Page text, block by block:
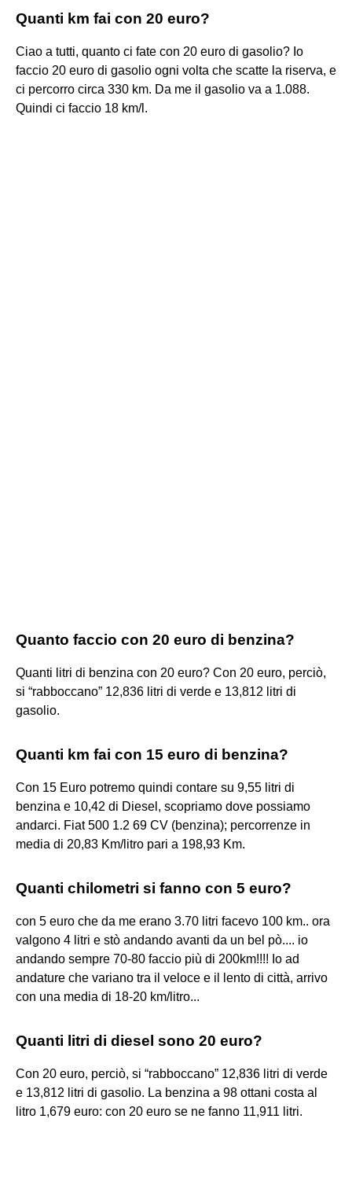
Quanti km fai con 20 euro?
Ciao a tutti, quanto ci fate con 20 euro di gasolio? Io
faccio 20 euro di gasolio ogni volta che scatte la riserva, e
ci percorro circa 330 km. Da me il gasolio va a 1.088.
Quindi ci faccio 18 km/l.
Quanto faccio con 20 euro di benzina?
Quanti litri di benzina con 20 euro? Con 20 euro, perciò,
si “rabboccano” 12,836 litri di verde e 13,812 litri di
gasolio.
Quanti km fai con 15 euro di benzina?
Con 15 Euro potremo quindi contare su 9,55 litri di
benzina e 10,42 di Diesel, scopriamo dove possiamo
andarci. Fiat 500 1.2 69 CV (benzina); percorrenze in
media di 20,83 Km/litro pari a 198,93 Km.
Quanti chilometri si fanno con 5 euro?
con 5 euro che da me erano 3.70 litri facevo 100 km.. ora
valgono 4 litri e stò andando avanti da un bel pò.... io
andando sempre 70-80 faccio più di 200km!!!! Io ad
andature che variano tra il veloce e il lento di città, arrivo
con una media di 18-20 km/litro...
Quanti litri di diesel sono 20 euro?
Con 20 euro, perciò, si “rabboccano” 12,836 litri di verde
e 13,812 litri di gasolio. La benzina a 98 ottani costa al
litro 1,679 euro: con 20 euro se ne fanno 11,911 litri.